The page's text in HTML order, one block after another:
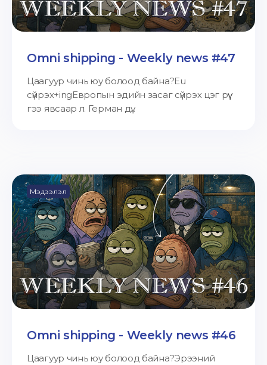
Omni shipping - Weekly news #47
Цаагуур чинь юу болоод байна?Eu
сүйрэх+ingЕвропын эдийн засаг сүйрэх цэг рүү
гээ явсаар л. Герман дү...
Мэдээлэл
Omni shipping - Weekly news #46
Цаагуур чинь юу болоод байна?Эрээний